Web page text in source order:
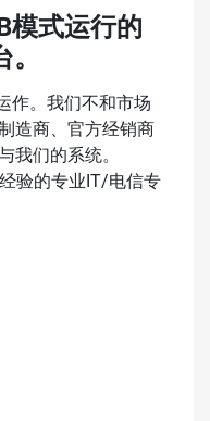
模式运行的
作。我们不和市场
造商、官方经销商
我们的系统。
验的专业IT/电信专